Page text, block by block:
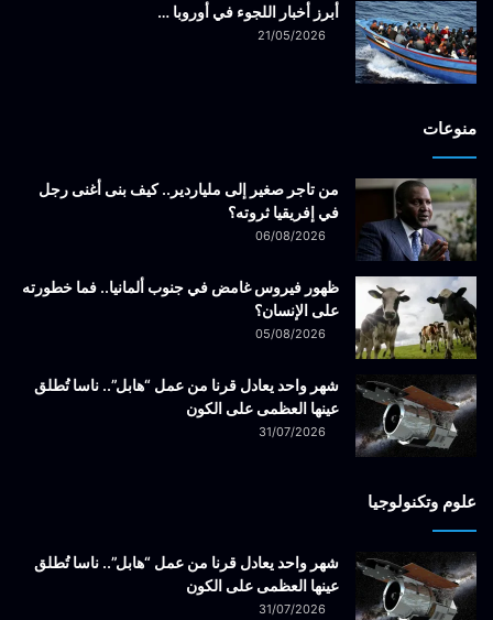
أبرز أخبار اللجوء في أوروبا …
21/05/2026
منوعات
من تاجر صغير إلى ملياردير.. كيف بنى أغنى رجل
في إفريقيا ثروته؟
06/08/2026
ظهور فيروس غامض في جنوب ألمانيا.. فما خطورته
على الإنسان؟
05/08/2026
شهر واحد يعادل قرنا من عمل “هابل”.. ناسا تُطلق
عينها العظمى على الكون
31/07/2026
علوم وتكنولوجيا
شهر واحد يعادل قرنا من عمل “هابل”.. ناسا تُطلق
عينها العظمى على الكون
31/07/2026